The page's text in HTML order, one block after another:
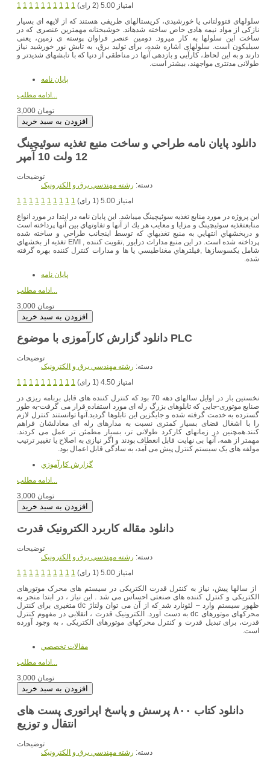
1 1 1 1 1 1 1 1 1 1
امتیاز 5.00 (2 رای)
سلولهای فتوولتانی یا خورشیدی، کریستالهای ظریفی هستند که از لایهه ای بسیار
نازکی از مواد نیمه هادی خاص ساخته شدهاند. خوشبختانه مهمترین عنصری که در
ساخت این سلولها به کار میرود. دومین عنصر فراوان پوسته ی زمین، یعنی
سیلیکون است. سلولهای اشاره شده، برای تولید برق، به تابش نور خورشید نیاز
دارند و به این لحاظ، کارآیی و بازدهی آنها در مناطقی از دنیا که با تابشهای شدیدتر و
طولانی مدتتری مواجهند، بیشتر است.
پایان نامه
3,000 تومان
دانلود پایان نامه طراحي و ساخت منبع تغذيه سوئيچينگ
12 ولت 10 آمپر
توضیحات
دسته: رشته مهندسي برق و الکترونيک
1 1 1 1 1 1 1 1 1 1
امتیاز 5.00 (1 رای)
اين پروژه در مورد منابع تغذيه سوئيچينگ ميباشد. اين پايان نامه در ابتدا در مورد انواع
منابعتغذيه سوئيچينگ و مزايا و معايب هر يك از آنها و تفاوتهاي بين آنها پرداخته است
و دربخشهاي انتهايي به منبع تغذيهاي كه توسط اينجانب طراحي و ساخته شده
پرداخته شده است. در اين منبع مدارات درايور ,تقويت كننده , EMI تغذيه از بخشهاي
شامل يكسوسازها ,فيلترهاي مغناطيسي يا ها و مدارات كنترل كننده بهره گرفته
شده.
پایان نامه
3,000 تومان
دانلود گزارش کارآموزی با موضوع PLC
توضیحات
دسته: رشته مهندسي برق و الکترونيک
1 1 1 1 1 1 1 1 1 1
امتیاز 4.50 (1 رای)
نخستین بار در اوایل سالهای دهه 70 بود که کنترل کننده های قابل برنامه ریزی در
صنایع موتوری-جایی که تابلوهای بزرگ رله ای مورد استفاده قرار می گرفت-به طور
گسترده به خدمت گرفته شده و جایگزین این تابلوها گردید.آنها توانستند کنترل لازم
را با اشغال فضای بسیار کمتری نسبت به مدارهای رله ای معادلشان فراهم
کنند.همچنین در زمانهای کارکرد طولانی تر، بسیار مطمئن تر عمل می کردند.
مهمتر از همه، آنها بی نهایت قابل انعطاف بودند و اگر نیازی به اصلاح یا تغییر ترتیب
مولفه های یک سیستم کنترل پیش می آمد، به سادگی قابل اعمال بود.
گزارش کارآموزي
ادامه مطلب...
3,000 تومان
دانلود مقاله کاربرد الکترونیک قدرت
توضیحات
دسته: رشته مهندسي برق و الکترونيک
1 1 1 1 1 1 1 1 1 1
امتیاز 5.00 (1 رای)
از سالها پیش، نیاز به کنترل قدرت الکتریکی در سیستم های محرک موتورهای
الکتریکی و کنترل کننده های صنعتی احساس می شد . این نیاز ، در ابتدا منجر به
ظهور سیستم وارد – لئونارد شد که از آن می توان ولتاژ dc متغیری برای کنترل
محرکهای موتورهای dc به دست آورد. الکترونیک قدرت ، انقلابی در مفهوم کنترل
قدرت، برای تبدیل قدرت و کنترل محرکهای موتورهای الکتریکی ، به وجود آورده
است.
مقالات تخصصي
ادامه مطلب...
3,000 تومان
دانلود کتاب ۸۰۰ پرسش و پاسخ اپراتوری پست های
توضیحات
دسته: رشته مهندسي برق و الکترونيک